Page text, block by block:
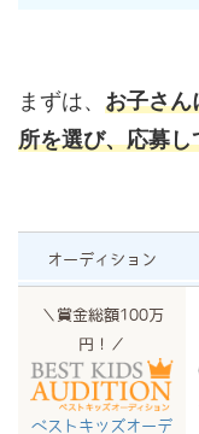
まずは、 お子さん
所を選び、応募
オーディション
＼賞金総額100万
円！／
ベストキッズオーデ